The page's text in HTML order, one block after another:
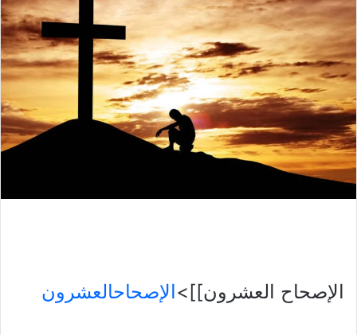
الإصحاح العشرون]]>الإصحاحالعشرون